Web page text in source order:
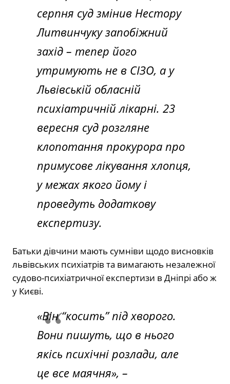
серпня суд змінив Нестору
Литвинчуку запобіжний
захід – тепер його
утримують не в СІЗО, а у
Львівській обласній
психіатричній лікарні. 23
вересня суд розгляне
клопотання прокурора про
примусове лікування хлопця,
у межах якого йому і
проведуть додаткову
експертизу.
Батьки дівчини мають сумніви щодо висновків
львівських психіатрів та вимагають незалежної
судово-психіатричної експертизи в Дніпрі або ж
у Києві.
«Він “косить” під хворого.
Вони пишуть, що в нього
якісь психічні розлади, але
це все маячня», –